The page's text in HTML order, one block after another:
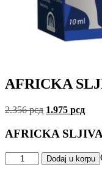
AFRICKA
2.356рсд 1.975 рсд
AFRICKA
Dodaj u korpu